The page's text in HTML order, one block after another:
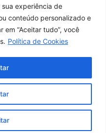
sua experiência de
conteúdo personalizado e
em “Aceitar tudo”, você
Política de Cookies